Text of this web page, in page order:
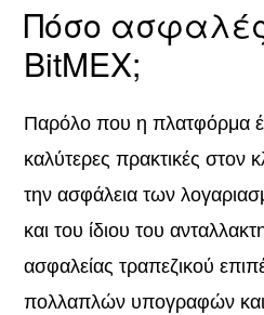
Πόσο ασφαλές
BitMEX;
Παρόλο που η πλατφόρμα
καλύτερες πρακτικές στον
την ασφάλεια των
και του ίδιου του
ασφαλείας τραπεζικού
πολλαπλών υπογραφών